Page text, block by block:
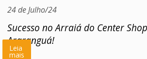
24 de Julho/24
Sucesso no Arraiá do Center
Araranguá!
Leia
mais